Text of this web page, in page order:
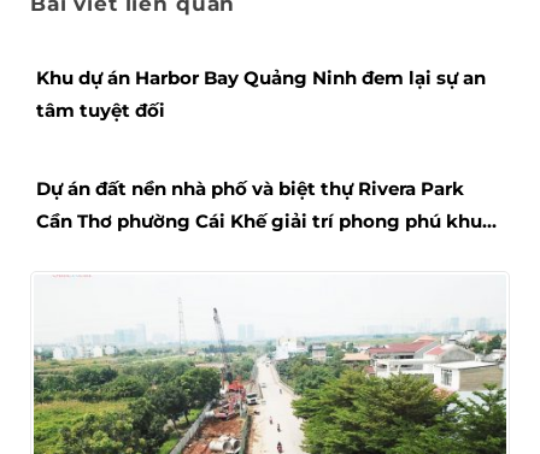
Khu dự án Harbor Bay Quảng Ninh đem lại sự an
tâm tuyệt đối
Dự án đất nền nhà phố và biệt thự Rivera Park
Cần Thơ phường Cái Khế giải trí phong phú khu